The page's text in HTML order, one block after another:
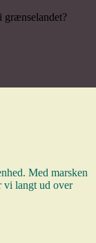
i grænselandet?
Med marsken
vi langt ud over